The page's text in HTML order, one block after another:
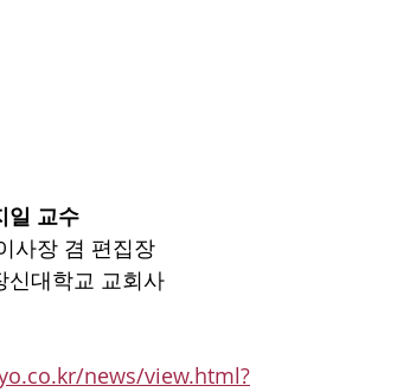
일 교수
사장 겸 편집장
신대학교 교회사
news/view.html?